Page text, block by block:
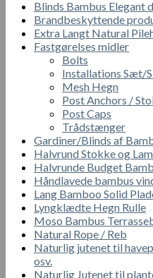
Blinds Bambus Elegant
Brandbeskyttende
Extra Langt Natural
Fastgørelses midler
Bolts
Installations Sæt/
Mesh Hegn
Post Anchors /
Post Caps
Trådstænger
Gardiner/Blinds af
Halvrund Stokke og
Halvrunde Budget
Håndlavede bambus
Lang Bamboo Solid
Lyngklædte Hegn Rulle
Moso Bambus
Natural Rope / Reb
Naturlig jutenet til
osv.
Naturlig Jutenet til